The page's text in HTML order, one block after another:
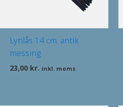
Lynlås 14 cm. antik
messing
23,00 kr. inkl. moms